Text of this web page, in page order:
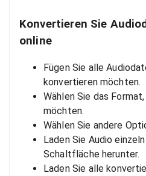
Konvertieren Sie
online
Fügen Sie alle
konvertieren möchten.
Wählen Sie das
möchten.
Wählen Sie andere
Laden Sie Audio
Schaltfläche herunter.
Laden Sie alle